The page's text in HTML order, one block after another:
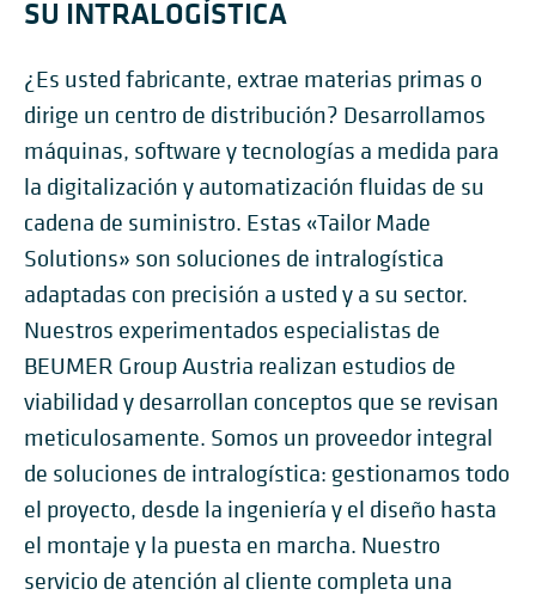
SU INTRALOGÍSTICA
¿Es usted fabricante, extrae materias primas o
dirige un centro de distribución? Desarrollamos
máquinas, software y tecnologías a medida para
la digitalización y automatización fluidas de su
cadena de suministro. Estas «Tailor Made
Solutions» son soluciones de intralogística
adaptadas con precisión a usted y a su sector.
Nuestros experimentados especialistas de
BEUMER Group Austria realizan estudios de
viabilidad y desarrollan conceptos que se revisan
meticulosamente. Somos un proveedor integral
de soluciones de intralogística: gestionamos todo
el proyecto, desde la ingeniería y el diseño hasta
el montaje y la puesta en marcha. Nuestro
servicio de atención al cliente completa una